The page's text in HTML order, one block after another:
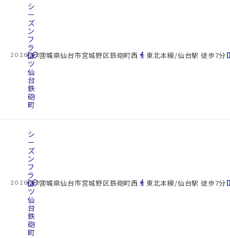
2026.08.09
cottage
シ
ー
ズ
ン
フ
ラ
ッ
ツ
仙
台
鉄
砲
町
location_on宮城県仙台市宮城野区鉄砲町西 directions_walk 東北本線/仙台駅 徒歩7分
2026.08.09
cottage
シ
ー
ズ
ン
フ
ラ
ッ
ツ
仙
台
鉄
砲
町
location_on宮城県仙台市宮城野区鉄砲町西 directions_walk 東北本線/仙台駅 徒歩7分